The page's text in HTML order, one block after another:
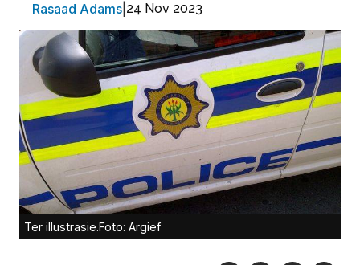
Rasaad Adams 24 Nov 2023
Ter illustrasie.Foto: Argief